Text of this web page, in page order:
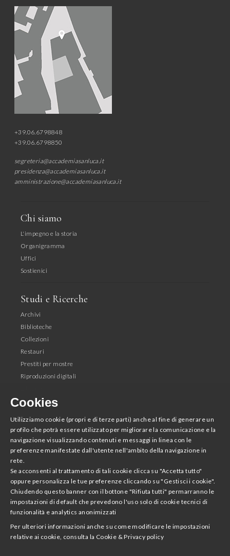
+39.06.6798848
+39.06.6798850
segreteria@accademiasanluca.it
presidenza@accademiasanluca.it
amministrazione@accademiasanluca.it
Chi siamo
L'impegno e la storia
Organigramma
Uffici
Sostienici
Studi e Ricerche
Archivi
Biblioteche
Collezioni
Restauri
Prestiti per mostre
Riproduzioni digitali
Seguici
Facebook
Instagram
Twitter
Scarica la App
Accademia Nazionale di San Luca
Cookies
Utilizziamo cookie (propri e di terze parti) anche al fine di generare un
profilo che potrà essere utilizzato per migliorare la comunicazione e la
navigazione visualizzando contenuti e messaggi in linea con le
preferenze manifestate dall'utente nell'ambito della navigazione in
rete.
Se acconsenti al trattamento di tali cookie clicca su "Accetta tutto"
oppure personalizza le tue preferenze cliccando su "Gestisci i cookie".
Chiudendo questo banner con il bottone "Rifiuta tutti" permarranno le
impostazioni di default che prevedono l'uso solo di cookie tecnici di
funzionalità e analytics anonimizzati
Per ulteriori informazioni anche su come modificare le impostazioni
relative ai cookie, consulta la Cookie & Privacy policy